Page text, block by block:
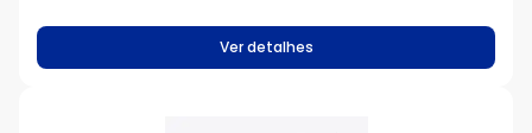
Ver detalhes